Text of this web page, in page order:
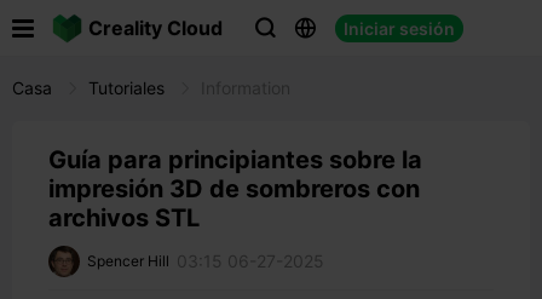
Creality Cloud   Iniciar sesión
Casa Tutoriales
Guía para principiantes sobre la
impresión 3D de sombreros con
archivos STL
Spencer Hill 03:15 06-27-2025